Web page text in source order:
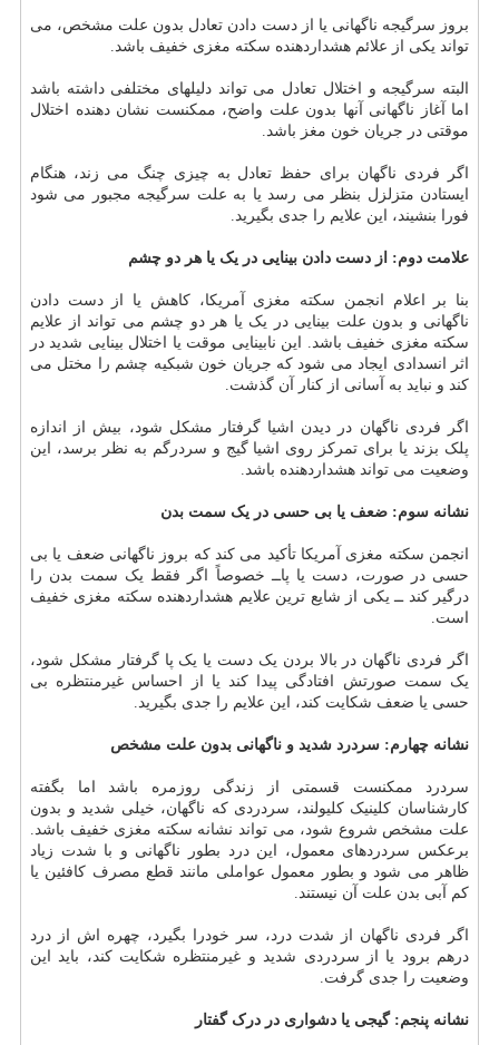
بروز سرگیجه ناگهانی یا از دست دادن تعادل بدون علت مشخص، می
تواند یکی از علائم هشداردهنده سکته مغزی خفیف باشد.
البته سرگیجه و اختلال تعادل می تواند دلیلهای مختلفی داشته باشد
اما آغاز ناگهانی آنها بدون علت واضح، ممکنست نشان دهنده اختلال
موقتی در جریان خون مغز باشد.
اگر فردی ناگهان برای حفظ تعادل به چیزی چنگ می زند، هنگام
ایستادن متزلزل بنظر می رسد یا به علت سرگیجه مجبور می شود
فورا بنشیند، این علایم را جدی بگیرید.
علامت دوم: از دست دادن بینایی در یک یا هر دو چشم
بنا بر اعلام انجمن سکته مغزی آمریکا، کاهش یا از دست دادن
ناگهانی و بدون علت بینایی در یک یا هر دو چشم می تواند از علایم
سکته مغزی خفیف باشد. این نابینایی موقت یا اختلال بینایی شدید در
اثر انسدادی ایجاد می شود که جریان خون شبکیه چشم را مختل می
کند و نباید به آسانی از کنار آن گذشت.
اگر فردی ناگهان در دیدن اشیا گرفتار مشکل شود، بیش از اندازه
پلک بزند یا برای تمرکز روی اشیا گیج و سردرگم به نظر برسد، این
وضعیت می تواند هشداردهنده باشد.
نشانه سوم: ضعف یا بی حسی در یک سمت بدن
انجمن سکته مغزی آمریکا تأکید می کند که بروز ناگهانی ضعف یا بی
حسی در صورت، دست یا پاــ خصوصاً اگر فقط یک سمت بدن را
درگیر کند ــ یکی از شایع ترین علایم هشداردهنده سکته مغزی خفیف
است.
اگر فردی ناگهان در بالا بردن یک دست یا یک پا گرفتار مشکل شود،
یک سمت صورتش افتادگی پیدا کند یا از احساس غیرمنتظره بی
حسی یا ضعف شکایت کند، این علایم را جدی بگیرید.
نشانه چهارم: سردرد شدید و ناگهانی بدون علت مشخص
سردرد ممکنست قسمتی از زندگی روزمره باشد اما بگفته
کارشناسان کلینیک کلیولند، سردردی که ناگهان، خیلی شدید و بدون
علت مشخص شروع شود، می تواند نشانه سکته مغزی خفیف باشد.
برعکس سردردهای معمول، این درد بطور ناگهانی و با شدت زیاد
ظاهر می شود و بطور معمول عواملی مانند قطع مصرف کافئین یا
کم آبی بدن علت آن نیستند.
اگر فردی ناگهان از شدت درد، سر خودرا بگیرد، چهره اش از درد
درهم برود یا از سردردی شدید و غیرمنتظره شکایت کند، باید این
وضعیت را جدی گرفت.
نشانه پنجم: گیجی یا دشواری در درک گفتار